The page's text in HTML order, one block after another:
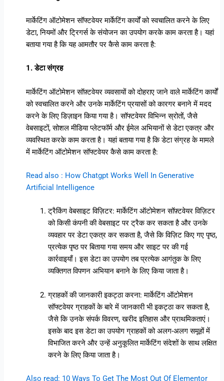
मार्केटिंग ऑटोमेशन सॉफ्टवेयर मार्केटिंग कार्यों को स्वचालित करने के लिए
डेटा, नियमों और ट्रिगर्स के संयोजन का उपयोग करके काम करता है। यहां
बताया गया है कि यह आमतौर पर कैसे काम करता है:
1. डेटा संग्रह
मार्केटिंग ऑटोमेशन सॉफ़्टवेयर व्यवसायों को दोहराए जाने वाले मार्केटिंग कार्यों
को स्वचालित करने और उनके मार्केटिंग प्रयासों को कारगर बनाने में मदद
करने के लिए डिज़ाइन किया गया है। सॉफ्टवेयर विभिन्न स्रोतों, जैसे
वेबसाइटों, सोशल मीडिया प्लेटफॉर्म और ईमेल अभियानों से डेटा एकत्र और
व्यवस्थित करके काम करता है। यहां बताया गया है कि डेटा संग्रह के मामले
में मार्केटिंग ऑटोमेशन सॉफ्टवेयर कैसे काम करता है:
Read also : How Chatgpt Works Well In Generative
Artificial Intelligence
ट्रैकिंग वेबसाइट विज़िटर: मार्केटिंग ऑटोमेशन सॉफ़्टवेयर विज़िटर
को किसी कंपनी की वेबसाइट पर ट्रैक कर सकता है और उनके
व्यवहार पर डेटा एकत्र कर सकता है, जैसे कि विज़िट किए गए पृष्ठ,
प्रत्येक पृष्ठ पर बिताया गया समय और साइट पर की गई
कार्रवाइयाँ। इस डेटा का उपयोग तब प्रत्येक आगंतुक के लिए
व्यक्तिगत विपणन अभियान बनाने के लिए किया जाता है।
ग्राहकों की जानकारी इकट्ठा करना: मार्केटिंग ऑटोमेशन
सॉफ्टवेयर ग्राहकों के बारे में जानकारी भी इकट्ठा कर सकता है,
जैसे कि उनके संपर्क विवरण, खरीद इतिहास और प्राथमिकताएं।
इसके बाद इस डेटा का उपयोग ग्राहकों को अलग-अलग समूहों में
विभाजित करने और उन्हें अनुकूलित मार्केटिंग संदेशों के साथ लक्षित
करने के लिए किया जाता है।
Also read: 10 Ways To Get The Most Out Of Elementor